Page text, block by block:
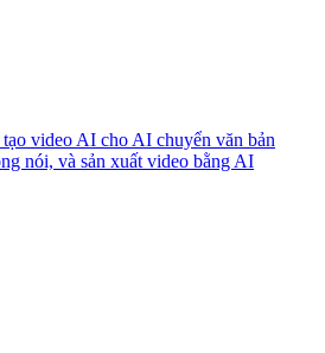
video AI cho AI chuyển văn bản
nói, và sản xuất video bằng AI